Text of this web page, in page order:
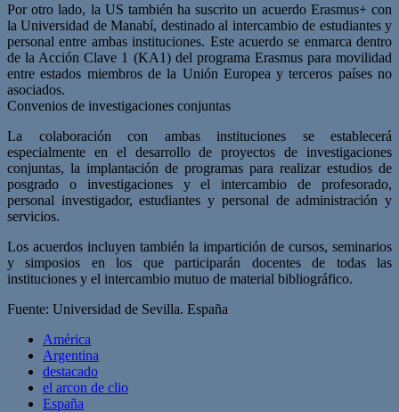
Por otro lado, la US también ha suscrito un acuerdo Erasmus+ con
la Universidad de Manabí, destinado al intercambio de estudiantes y
personal entre ambas instituciones. Este acuerdo se enmarca dentro
de la Acción Clave 1 (KA1) del programa Erasmus para movilidad
entre estados miembros de la Unión Europea y terceros países no
asociados.
Convenios de investigaciones conjuntas
La colaboración con ambas instituciones se establecerá
especialmente en el desarrollo de proyectos de investigaciones
conjuntas, la implantación de programas para realizar estudios de
posgrado o investigaciones y el intercambio de profesorado,
personal investigador, estudiantes y personal de administración y
servicios.
Los acuerdos incluyen también la impartición de cursos, seminarios
y simposios en los que participarán docentes de todas las
instituciones y el intercambio mutuo de material bibliográfico.
Fuente: Universidad de Sevilla. España
América
Argentina
destacado
el arcon de clio
España